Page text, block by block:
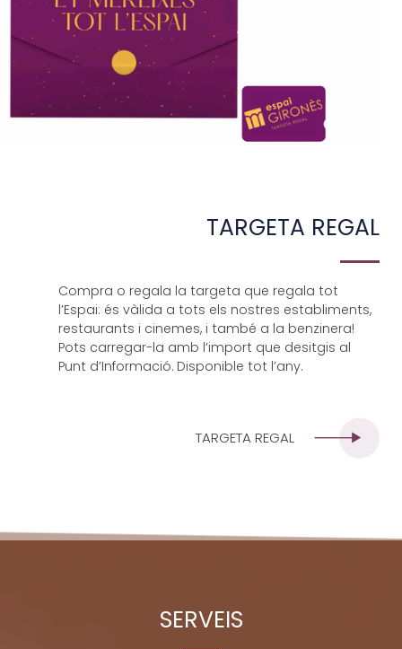
TARGETA REGAL
Compra o regala la targeta que regala tot
l’Espai: és vàlida a tots els nostres establiments,
restaurants i cinemes, i també a la benzinera!
Pots carregar-la amb l’import que desitgis al
Punt d’Informació. Disponible tot l’any.
TARGETA REGAL
SERVEIS